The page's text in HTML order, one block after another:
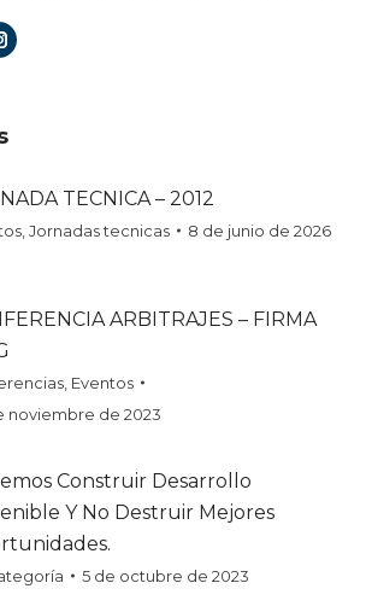
TECNICA – 2012
,Jornadas tecnicas 8 de junio de 2026
ARBITRAJES – FIRMA
, Eventos
noviembre de 2023
Construir Desarrollo
Y No Destruir Mejores
5 de octubre de 2023